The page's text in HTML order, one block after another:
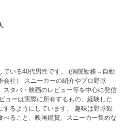
ている40代男性です。 (病院勤務→自動
社） スニーカーの紹介やプロ野球
スタバ・映画のレビュー等を中心に発信
ューは実際に所有するもの、経験した
するようにしています。 趣味は野球観
べること、映画鑑賞、スニーカー集めな